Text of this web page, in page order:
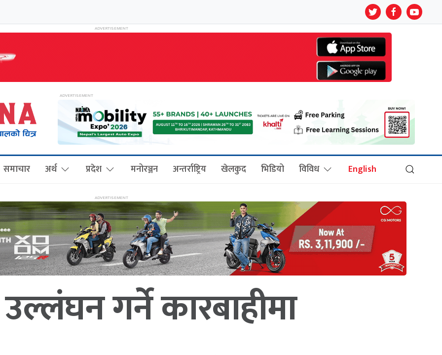
समाचार अर्थ प्रदेश मनोरञ्जन अन्तर्राष्ट्रिय खेलकुद भिडियो विविध English
गर्ने कारबाहीमा